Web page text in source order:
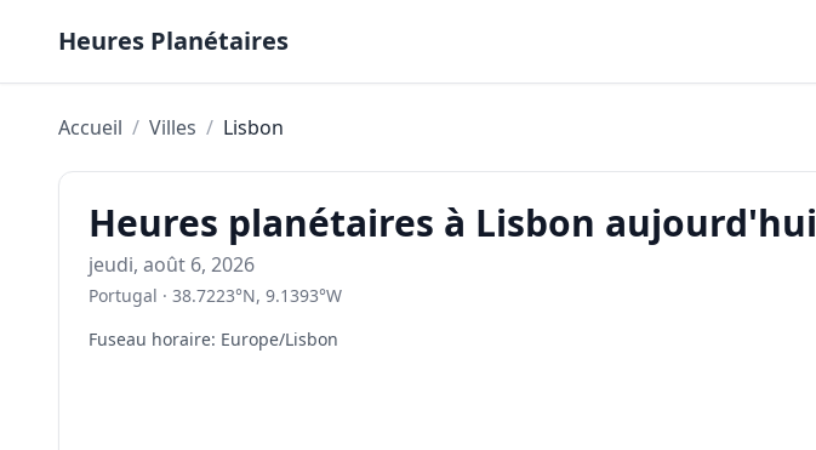
Heures Planétaires
Accueil / Villes / Lisbon
Heures planétaires à Lisbon aujourd'hui
jeudi, août 6, 2026
Portugal · 38.7223°N, 9.1393°W
Fuseau horaire: Europe/Lisbon